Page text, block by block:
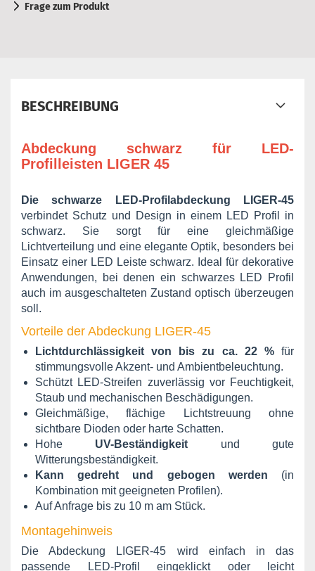
Frage zum Produkt
BESCHREIBUNG
Abdeckung schwarz für LED-
Profilleisten LIGER 45
Die schwarze LED-Profilabdeckung LIGER-45
verbindet Schutz und Design in einem LED Profil in
schwarz. Sie sorgt für eine gleichmäßige
Lichtverteilung und eine elegante Optik, besonders bei
Einsatz einer LED Leiste schwarz. Ideal für dekorative
Anwendungen, bei denen ein schwarzes LED Profil
auch im ausgeschalteten Zustand optisch überzeugen
soll.
Vorteile der Abdeckung LIGER-45
Lichtdurchlässigkeit von bis zu ca. 22 %für
stimmungsvolle Akzent- und Ambientbeleuchtung.
Schützt LED-Streifen zuverlässig vor Feuchtigkeit,
Staub und mechanischen Beschädigungen.
Gleichmäßige, flächige Lichtstreuung ohne
sichtbare Dioden oder harte Schatten.
Hohe UV-Beständigkeit und gute
Witterungsbeständigkeit.
Kann gedreht und gebogen werden (in
Kombination mit geeigneten Profilen).
Auf Anfrage bis zu 10 m am Stück.
Montagehinweis
Die Abdeckung LIGER-45 wird einfach in das
passende LED-Profil eingeklickt oder leicht